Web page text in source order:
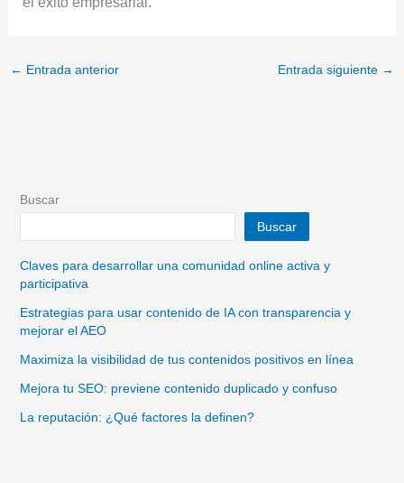
← Entrada anterior Entrada siguiente →
Buscar
Buscar
Claves para desarrollar una comunidad online activa y
participativa
Estrategias para usar contenido de IA con transparencia y
mejorar el AEO
Maximiza la visibilidad de tus contenidos positivos en línea
Mejora tu SEO: previene contenido duplicado y confuso
La reputación: ¿Qué factores la definen?